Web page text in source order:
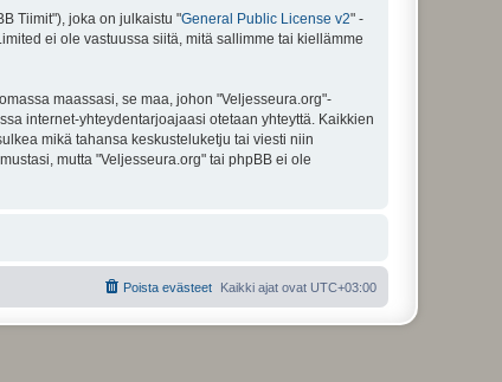
Tiimit"), joka on julkaistu "General Public License v2" -
ei ole vastuussa siitä, mitä sallimme tai kiellämme
maassasi, se maa, johon "Veljesseura.org"-
internet-yhteydentarjoajaasi otetaan yhteyttä. Kaikkien
mikä tahansa keskusteluketju tai viesti niin
mutta "Veljesseura.org" tai phpBB ei ole
Kaikki ajat ovat UTC+03:00
Poista evästeet